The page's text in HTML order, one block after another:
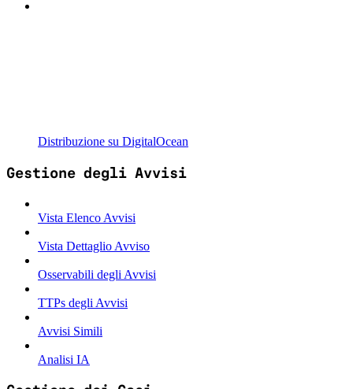
Distribuzione su DigitalOcean
Gestione degli Avvisi
Vista Elenco Avvisi
Vista Dettaglio Avviso
Osservabili degli Avvisi
TTPs degli Avvisi
Avvisi Simili
Analisi IA